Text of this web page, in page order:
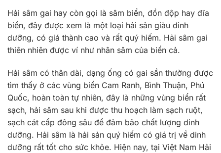
Hải sâm gai hay còn gọi là sâm biển, đồn độp hay đĩa
biển, đây được xem là một loại hải sản giàu dinh
dưỡng, có giá thành cao và rất quý hiếm. Hải sâm gai
thiên nhiên được ví như nhân sâm của biển cả.
Hải sâm có thân dài, dạng ống có gai sần thường được
tìm thấy ở các vùng biển Cam Ranh, Bình Thuận, Phú
Quốc, hoàn toàn tự nhiên, đây là những vùng biển rất
sạch, hải sâm sau khi được thu hoạch làm sạch ruột,
sạch cát cấp đông sâu để đảm bảo chất lượng dinh
dưỡng. Hải sâm là hải sản quý hiếm có giá trị về dinh
dưỡng rất tốt cho sức khỏe. Hiện nay, tại Việt Nam Hải